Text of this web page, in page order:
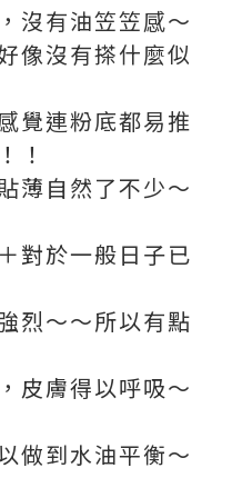
沒有油笠笠感～
像沒有搽什麼似
覺連粉底都易推
！
薄自然了不少～
於一般日子已
烈～～所以有點
皮膚得以呼吸～
做到水油平衡～